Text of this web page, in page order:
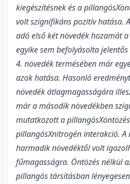
kiegészítésnek és a
volt szignifikáns pozitív hatása.
adó első két növedék hozamát
egyike sem befolyásolta
4. növedék termésében már
azok hatása. Hasonló
növedék átlagmagasságára
már a második növedékben
mutatkozott a
pillangósXnitrogén interakció. A
harmadik növedéktől volt
fűmagasságra. Öntözés nélkül
pillangós társításban